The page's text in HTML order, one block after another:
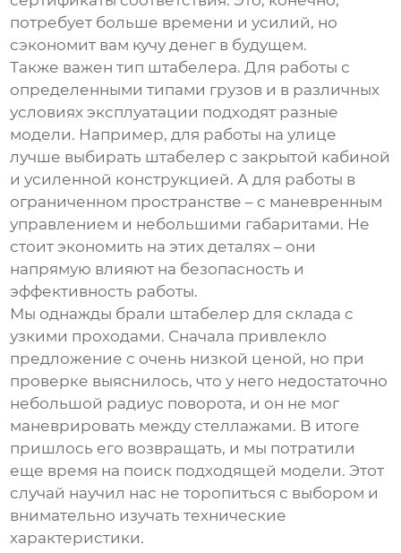
потребует больше времени и усилий, но
сэкономит вам кучу денег в будущем.
Также важен тип штабелера. Для работы с
определенными типами грузов и в различных
условиях эксплуатации подходят разные
модели. Например, для работы на улице
лучше выбирать штабелер с закрытой кабиной
и усиленной конструкцией. А для работы в
ограниченном пространстве – с маневренным
управлением и небольшими габаритами. Не
стоит экономить на этих деталях – они
напрямую влияют на безопасность и
эффективность работы.
Мы однажды брали штабелер для склада с
узкими проходами. Сначала привлекло
предложение с очень низкой ценой, но при
проверке выяснилось, что у него недостаточно
небольшой радиус поворота, и он не мог
маневрировать между стеллажами. В итоге
пришлось его возвращать, и мы потратили
еще время на поиск подходящей модели. Этот
случай научил нас не торопиться с выбором и
внимательно изучать технические
характеристики.